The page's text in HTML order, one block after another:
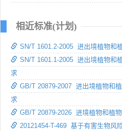
相近标准(计划)
SN/T 1601.2-2005 进出境植物和
SN/T 1601.1-2005 进出境植物和
求
GB/T 20879-2007 进出境植物和
求
GB/T 20879-2026 进境植物和植
20121454-T-469 基于有害生物风